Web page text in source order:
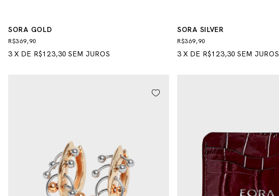
SORA GOLD
R$369,90
3 XDE R$123,30 SEM JUROS
SORA SILVER
R$369,90
3 XDE R$123,30 SEM JUROS